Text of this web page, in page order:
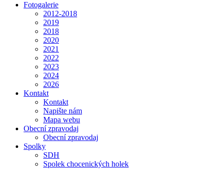
Fotogalerie
2012-2018
2019
2018
2020
2021
2022
2023
2024
2026
Kontakt
Kontakt
Napište nám
Mapa webu
Obecní zpravodaj
Obecní zpravodaj
Spolky
SDH
Spolek chocenických holek